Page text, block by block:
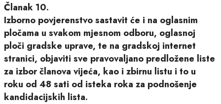
Članak 10.
Izborno povjerenstvo sastavit će i na oglasnim
pločama u svakom mjesnom odboru, oglasnoj
ploči gradske uprave, te na gradskoj internet
stranici, objaviti sve pravovaljano predložene liste
za izbor članova vijeća, kao i zbirnu listu i to u
roku od 48 sati od isteka roka za podnošenje
kandidacijskih lista.